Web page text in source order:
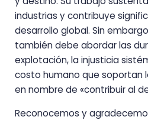
industrias y contribuye
desarrollo global. Sin
también debe abordar las
explotación, la injusticia
costo humano que soportan
en nombre de «contribuir al
Reconocemos y